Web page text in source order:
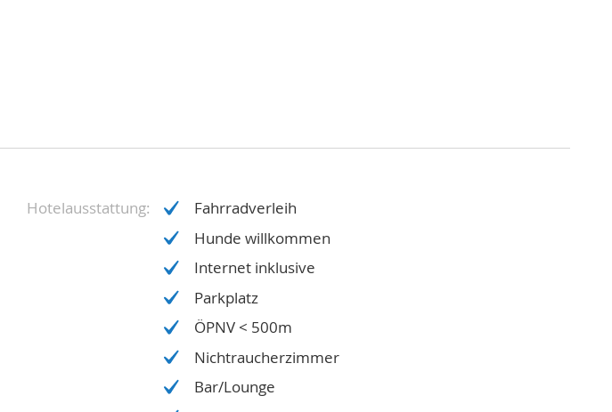
Hotelausstattung
Fahrradverleih
Hunde willkommen
Internet inklusive
Parkplatz
ÖPNV < 500m
Nichtraucherzimmer
Bar/Lounge